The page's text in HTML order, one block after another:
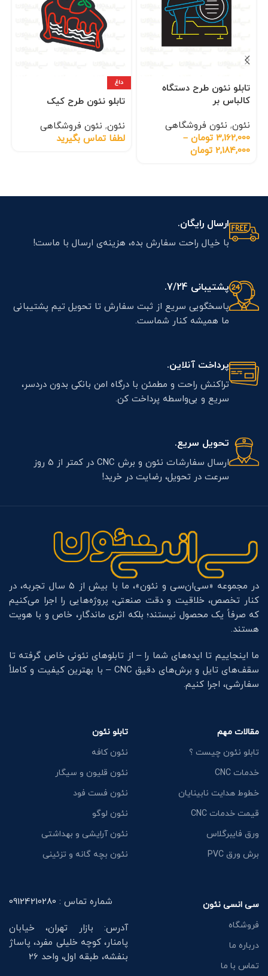
تابلو نئون طرح دستگاه
کالباس بر
نئون, نئون فروشگاهی
3,162,000 تومان –
2,184,000 تومان
داغ
تابلو نئون طرح کیک
نئون, نئون فروشگاهی
لطفا تماس بگیرید
ارسال رایگان.
با خیال راحت سفارش بده، هزینه‌ی ارسال با ماست!
پشتیبانی 7/24.
پاسخگویی سریع از ثبت سفارش تا تحویل تیم پشتیبانی
ما همیشه کنار شماست.
پرداخت آنلاین.
تراکنش راحت و مطمئن با درگاه امن بانکی بدون دردسر،
سریع و بی‌واسطه پرداخت کن.
تحویل سریع.
ارسال سفارشات نئون و برش CNC در کمتر از 5 روز
سرعت در تحویل، رضایت در خرید!
در مجموعه «سی‌ان‌سی و نئون»، ما با بیش از ۵ سال تجربه، در
کنار تخصص، خلاقیت و دقت صنعتی، پروژه‌هایی را اجرا می‌کنیم
که صرفاً یک محصول نیستند؛ بلکه اثری ماندگار، خاص و با هویت
هستند.
ما اینجاییم تا ایده‌های شما را – از تابلوهای نئونی خاص گرفته تا
سقف‌های تایل و برش‌های دقیق CNC – با بهترین کیفیت و کاملاً
سفارشی، اجرا کنیم.
مقالات مهم
تابلو نئون چیست ؟
خدمات CNC
خطوط هدایت نابینایان
قیمت خدمات CNC
ورق فایبرگلاس
برش ورق PVC
تابلو نئون
نئون کافه
نئون قلیون و سیگار
نئون فست فود
نئون لوگو
نئون آرایشی و بهداشتی
نئون بچه گانه و تزئینی
سی انسی نئون
فروشگاه
درباره ما
تماس با ما
شماره تماس : 09124210280
آدرس: بازار تهران، خیابان
پامنار، کوچه خلیلی مفرد، پاساژ
بنفشه، طبقه اول، واحد 26